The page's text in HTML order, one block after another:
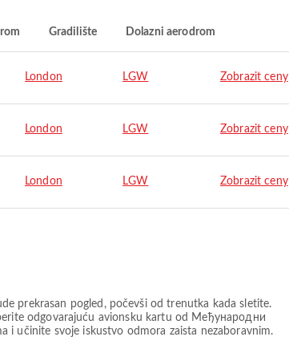
Gradilište Dolazni aerodrom
London LGW Zobrazit ceny
London LGW Zobrazit ceny
London LGW Zobrazit ceny
prekrasan pogled, počevši od trenutka kada sletite.
odgovarajuću avionsku kartu od Међународни
i učinite svoje iskustvo odmora zaista nezaboravnim.